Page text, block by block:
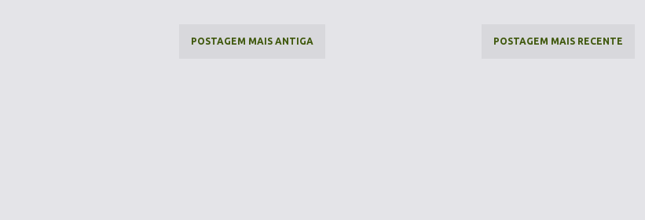
POSTAGEM MAIS RECENTE
POSTAGEM MAIS ANTIGA